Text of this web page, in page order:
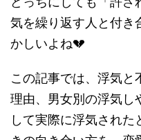
気を繰り返す人と付き
かしいよね💔
この記事では、浮気と
理由、男女別の浮気し
して実際に浮気された